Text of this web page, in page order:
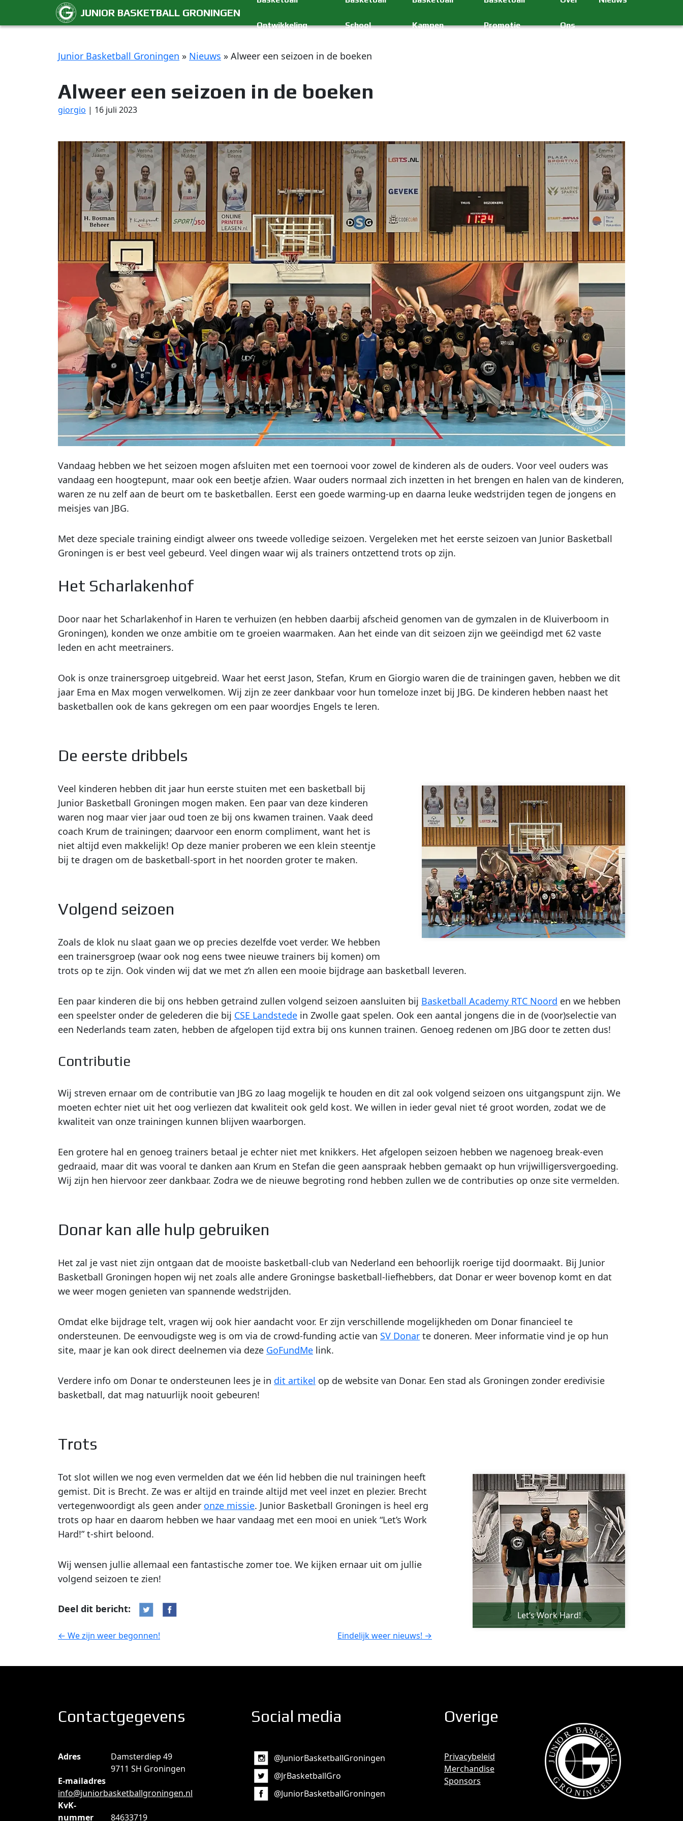
JUNIOR BASKETBALL GRONINGEN
Ontwikkeling School Kampen Promotie Ons
Junior Basketball Groningen » Nieuws » Alweer een seizoen in de boeken
Alweer een seizoen in de boeken
giorgio | 16 juli 2023
Vandaag hebben we het seizoen mogen afsluiten met een toernooi voor zowel de kinderen als de ouders. Voor veel ouders was
vandaag een hoogtepunt, maar ook een beetje afzien. Waar ouders normaal zich inzetten in het brengen en halen van de kinderen,
waren ze nu zelf aan de beurt om te basketballen. Eerst een goede warming-up en daarna leuke wedstrijden tegen de jongens en
meisjes van JBG.
Met deze speciale training eindigt alweer ons tweede volledige seizoen. Vergeleken met het eerste seizoen van Junior Basketball
Groningen is er best veel gebeurd. Veel dingen waar wij als trainers ontzettend trots op zijn.
Het Scharlakenhof
Door naar het Scharlakenhof in Haren te verhuizen (en hebben daarbij afscheid genomen van de gymzalen in de Kluiverboom in
Groningen), konden we onze ambitie om te groeien waarmaken. Aan het einde van dit seizoen zijn we geëindigd met 62 vaste
leden en acht meetrainers.
Ook is onze trainersgroep uitgebreid. Waar het eerst Jason, Stefan, Krum en Giorgio waren die de trainingen gaven, hebben we dit
jaar Ema en Max mogen verwelkomen. Wij zijn ze zeer dankbaar voor hun tomeloze inzet bij JBG. De kinderen hebben naast het
basketballen ook de kans gekregen om een paar woordjes Engels te leren.
De eerste dribbels
Veel kinderen hebben dit jaar hun eerste stuiten met een basketball bij
Junior Basketball Groningen mogen maken. Een paar van deze kinderen
waren nog maar vier jaar oud toen ze bij ons kwamen trainen. Vaak deed
coach Krum de trainingen; daarvoor een enorm compliment, want het is
niet altijd even makkelijk! Op deze manier proberen we een klein steentje
bij te dragen om de basketball-sport in het noorden groter te maken.
Volgend seizoen
Zoals de klok nu slaat gaan we op precies dezelfde voet verder. We hebben
een trainersgroep (waar ook nog eens twee nieuwe trainers bij komen) om
trots op te zijn. Ook vinden wij dat we met z’n allen een mooie bijdrage aan basketball leveren.
Een paar kinderen die bij ons hebben getraind zullen volgend seizoen aansluiten bij Basketball Academy RTC Noord en we hebben
een speelster onder de gelederen die bij CSE Landstede in Zwolle gaat spelen. Ook een aantal jongens die in de (voor)selectie van
een Nederlands team zaten, hebben de afgelopen tijd extra bij ons kunnen trainen. Genoeg redenen om JBG door te zetten dus!
Contributie
Wij streven ernaar om de contributie van JBG zo laag mogelijk te houden en dit zal ook volgend seizoen ons uitgangspunt zijn. We
moeten echter niet uit het oog verliezen dat kwaliteit ook geld kost. We willen in ieder geval niet té groot worden, zodat we de
kwaliteit van onze trainingen kunnen blijven waarborgen.
Een grotere hal en genoeg trainers betaal je echter niet met knikkers. Het afgelopen seizoen hebben we nagenoeg break-even
gedraaid, maar dit was vooral te danken aan Krum en Stefan die geen aanspraak hebben gemaakt op hun vrijwilligersvergoeding.
Wij zijn hen hiervoor zeer dankbaar. Zodra we de nieuwe begroting rond hebben zullen we de contributies op onze site vermelden.
Donar kan alle hulp gebruiken
Het zal je vast niet zijn ontgaan dat de mooiste basketball-club van Nederland een behoorlijk roerige tijd doormaakt. Bij Junior
Basketball Groningen hopen wij net zoals alle andere Groningse basketball-liefhebbers, dat Donar er weer bovenop komt en dat
we weer mogen genieten van spannende wedstrijden.
Omdat elke bijdrage telt, vragen wij ook hier aandacht voor. Er zijn verschillende mogelijkheden om Donar financieel te
ondersteunen. De eenvoudigste weg is om via de crowd-funding actie van SV Donar te doneren. Meer informatie vind je op hun
site, maar je kan ook direct deelnemen via deze GoFundMe link.
Verdere info om Donar te ondersteunen lees je in dit artikel op de website van Donar. Een stad als Groningen zonder eredivisie
basketball, dat mag natuurlijk nooit gebeuren!
Trots
Let’s Work Hard!
Tot slot willen we nog even vermelden dat we één lid hebben die nul trainingen heeft
gemist. Dit is Brecht. Ze was er altijd en trainde altijd met veel inzet en plezier. Brecht
vertegenwoordigt als geen ander onze missie. Junior Basketball Groningen is heel erg
trots op haar en daarom hebben we haar vandaag met een mooi en uniek “Let’s Work
Hard!” t-shirt beloond.
Wij wensen jullie allemaal een fantastische zomer toe. We kijken ernaar uit om jullie
volgend seizoen te zien!
Deel dit bericht:
← We zijn weer begonnen! Eindelijk weer nieuws! →
Contactgegevens
Adres
Damsterdiep 49
9711 SH Groningen
E-mailadres
info@juniorbasketballgroningen.nl
KvK-
nummer
84633719
Social media
@JuniorBasketballGroningen
@JrBasketballGro
@JuniorBasketballGroningen
Overige
Privacybeleid
Merchandise
Sponsors